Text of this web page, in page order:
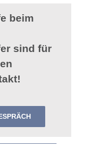
beim
sind für